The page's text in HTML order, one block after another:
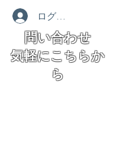
ログイン
問い合わせ
気軽にこちらか
ら